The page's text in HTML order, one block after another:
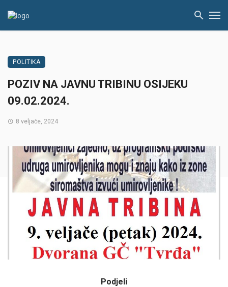
POLITIKA
POZIV NA JAVNU TRIBINU OSIJEKU
09.02.2024.
8 veljače, 2024
Podjeli